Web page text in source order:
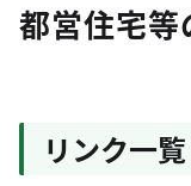
都営住宅等
リンク一覧